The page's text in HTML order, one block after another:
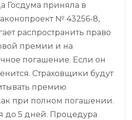
Госдума приняла в
№ 43256-8,
распространить право
премии и на
погашение. Если он
Страховщики будут
премию
при полном погашении.
до 5 дней. Процедура